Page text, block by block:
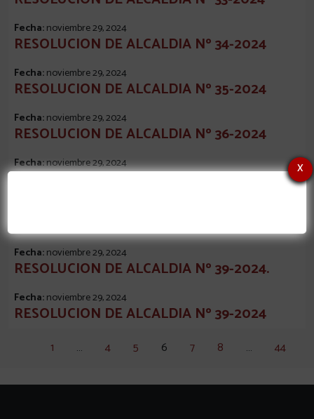
Fecha:noviembre 29, 2024
RESOLUCION DE ALCALDIA Nº 34-2024
Fecha:noviembre 29, 2024
RESOLUCION DE ALCALDIA Nº 35-2024
Fecha:noviembre 29, 2024
RESOLUCION DE ALCALDIA Nº 36-2024
Fecha:noviembre 29, 2024
RESOLUCION DE ALCALDIA Nº 37-2024
Fecha:noviembre 29, 2024
RESOLUCION DE ALCALDIA Nº 39-2024.
Fecha:noviembre 29, 2024
RESOLUCION DE ALCALDIA Nº 39-2024
1 … 4 5 6 7 8 … 44
x